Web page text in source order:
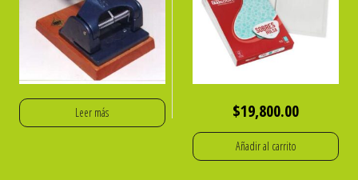
Leer más $19,800.00
Añadir al carrito